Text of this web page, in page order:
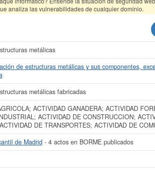
analiza las vulnerabilidades de cualquier dominio.
metálicas
de estructuras metálicas y sus componentes,
metálicas fabricadas
ACTIVIDAD GANADERA; ACTIVIDAD
ACTIVIDAD DE CONSTRUCCION;
DE TRANSPORTES; ACTIVIDAD DE
de Madrid- 4 actos en BORME publicados